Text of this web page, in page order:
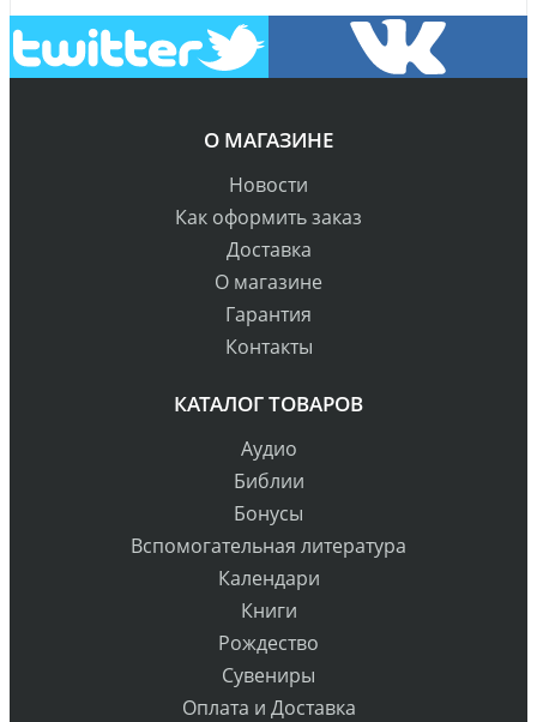
О МАГАЗИНЕ
Новости
Как оформить заказ
Доставка
О магазине
Гарантия
Контакты
КАТАЛОГ ТОВАРОВ
Аудио
Библии
Бонусы
Вспомогательная литература
Календари
Книги
Рождество
Сувениры
Оплата и Доставка